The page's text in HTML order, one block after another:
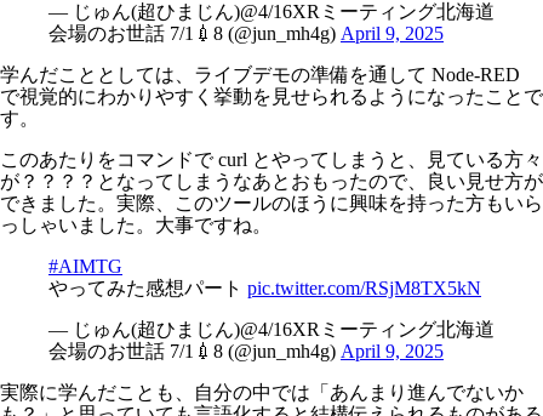
— じゅん(超ひまじん)@4/16XRミーティング北海道
会場のお世話 7/1💉8 (@jun_mh4g) April 9, 2025
学んだこととしては、ライブデモの準備を通して Node-RED
で視覚的にわかりやすく挙動を見せられるようになったことで
す。
このあたりをコマンドで curl とやってしまうと、見ている方々
が？？？？となってしまうなあとおもったので、良い見せ方が
できました。実際、このツールのほうに興味を持った方もいら
っしゃいました。大事ですね。
#AIMTG
やってみた感想パート pic.twitter.com/RSjM8TX5kN
— じゅん(超ひまじん)@4/16XRミーティング北海道
会場のお世話 7/1💉8 (@jun_mh4g) April 9, 2025
実際に学んだことも、自分の中では「あんまり進んでないか